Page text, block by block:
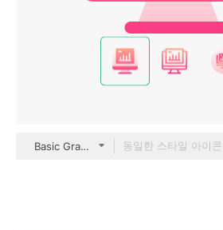
Basic Gradient Gradient